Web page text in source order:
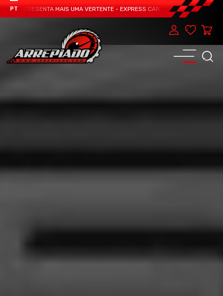
PT
APRESENTA MAIS UMA VERTENTE - EXPRESS CAR SERVICE, MANUTENÇÃO